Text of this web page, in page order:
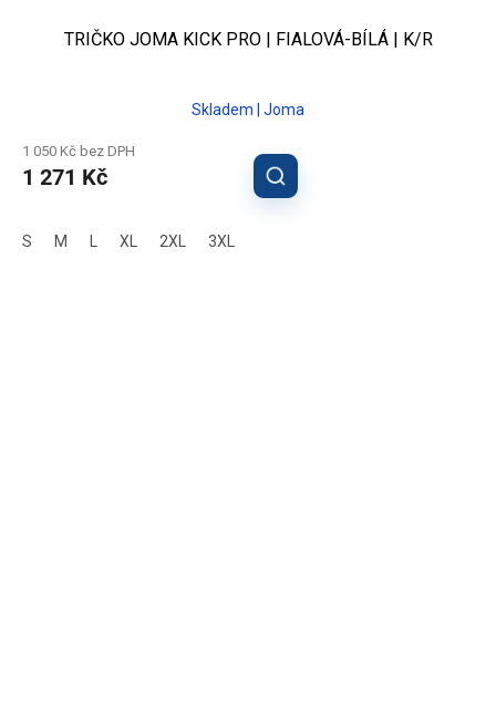
TRIČKO JOMA KICK PRO | FIALOVÁ-BÍLÁ | K/R
Skladem | Joma
1 050 Kč bez DPH
1 271 Kč
S M L XL 2XL 3XL